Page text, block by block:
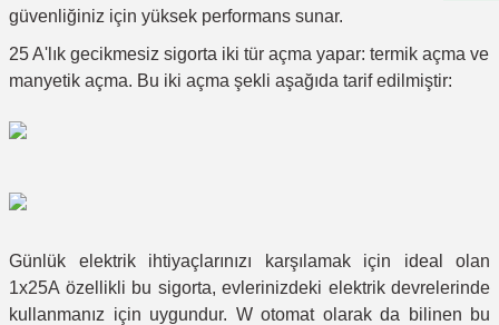
güvenliğiniz için yüksek performans sunar.
25 A'lık gecikmesiz sigorta iki tür açma yapar: termik açma ve
manyetik açma. Bu iki açma şekli aşağıda tarif edilmiştir:
Günlük elektrik ihtiyaçlarınızı karşılamak için ideal olan
1x25A özellikli bu sigorta, evlerinizdeki elektrik devrelerinde
kullanmanız için uygundur. W otomat olarak da bilinen bu